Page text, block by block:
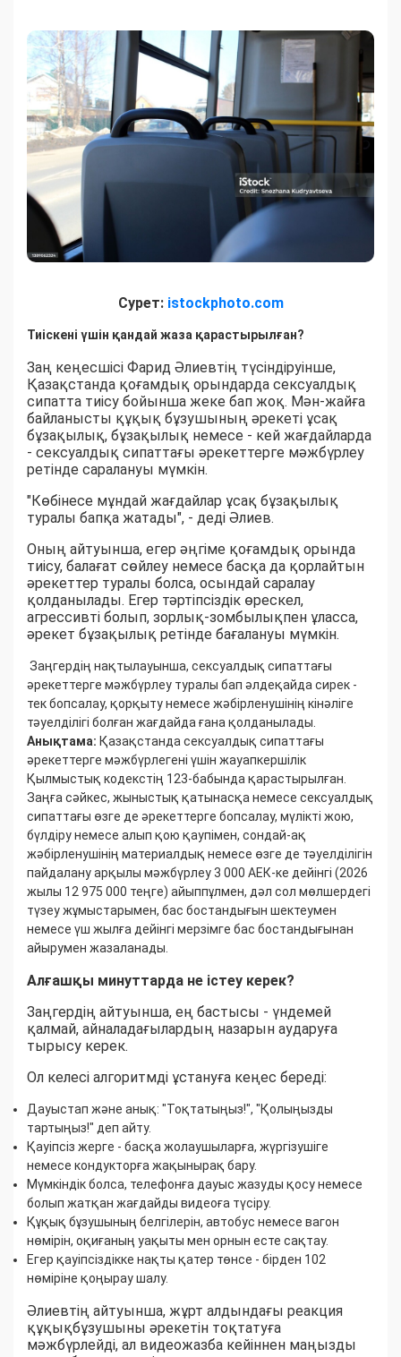
Сурет: istockphoto.com
Тиіскені үшін қандай жаза қарастырылған?
Заң кеңесшісі Фарид Әлиевтің түсіндіруінше,
Қазақстанда қоғамдық орындарда сексуалдық
сипатта тиісу бойынша жеке бап жоқ. Мән-жайға
байланысты құқық бұзушының әрекеті ұсақ
бұзақылық, бұзақылық немесе - кей жағдайларда
- сексуалдық сипаттағы әрекеттерге мәжбүрлеу
ретінде саралануы мүмкін.
"Көбінесе мұндай жағдайлар ұсақ бұзақылық
туралы бапқа жатады", - деді Әлиев.
Оның айтуынша, егер әңгіме қоғамдық орында
тиісу, балағат сөйлеу немесе басқа да қорлайтын
әрекеттер туралы болса, осындай саралау
қолданылады. Егер тәртіпсіздік өрескел,
агрессивті болып, зорлық-зомбылықпен ұласса,
әрекет бұзақылық ретінде бағалануы мүмкін.
Заңгердің нақтылауынша, сексуалдық сипаттағы
әрекеттерге мәжбүрлеу туралы бап әлдеқайда сирек -
тек бопсалау, қорқыту немесе жәбірленушінің кінәліге
тәуелділігі болған жағдайда ғана қолданылады.
Анықтама: Қазақстанда сексуалдық сипаттағы
әрекеттерге мәжбүрлегені үшін жауапкершілік
Қылмыстық кодекстің 123-бабында қарастырылған.
Заңға сәйкес, жыныстық қатынасқа немесе сексуалдық
сипаттағы өзге де әрекеттерге бопсалау, мүлікті жою,
бүлдіру немесе алып қою қаупімен, сондай-ақ
жәбірленушінің материалдық немесе өзге де тәуелділігін
пайдалану арқылы мәжбүрлеу 3 000 АЕК-ке дейінгі (2026
жылы 12 975 000 теңге) айыппұлмен, дәл сол мөлшердегі
түзеу жұмыстарымен, бас бостандығын шектеумен
немесе үш жылға дейінгі мерзімге бас бостандығынан
айырумен жазаланады.
Алғашқы минуттарда не істеу керек?
Заңгердің айтуынша, ең бастысы - үндемей
қалмай, айналадағылардың назарын аударуға
тырысу керек.
Ол келесі алгоритмді ұстануға кеңес береді:
Дауыстап және анық: "Тоқтатыңыз!", "Қолыңызды
тартыңыз!" деп айту.
Қауіпсіз жерге - басқа жолаушыларға, жүргізушіге
немесе кондукторға жақынырақ бару.
Мүмкіндік болса, телефонға дауыс жазуды қосу немесе
болып жатқан жағдайды видеоға түсіру.
Құқық бұзушының белгілерін, автобус немесе вагон
нөмірін, оқиғаның уақыты мен орнын есте сақтау.
Егер қауіпсіздікке нақты қатер төнсе - бірден 102
нөміріне қоңырау шалу.
Әлиевтің айтуынша, жұрт алдындағы реакция
құқықбұзушыны әрекетін тоқтатуға
мәжбүрлейді, ал видеожазба кейіннен маңызды